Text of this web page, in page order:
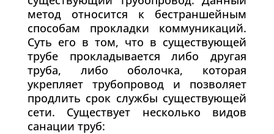
метод относится к бестраншейным
способам прокладки коммуникаций.
Суть его в том, что в существующей
трубе прокладывается либо другая
труба, либо оболочка, которая
укрепляет трубопровод и позволяет
продлить срок службы существующей
сети. Существует несколько видов
санации труб: